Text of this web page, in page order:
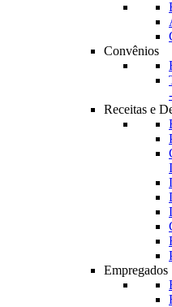
Convênios
Receitas e
Empregados